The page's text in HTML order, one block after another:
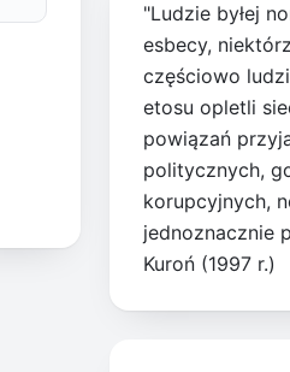
"Ludzie byłej
esbecy,
częściowo
etosu opletli
powiązań
politycznych,
korupcyjnych,
jednoznacznie
Kuroń (1997 r.)